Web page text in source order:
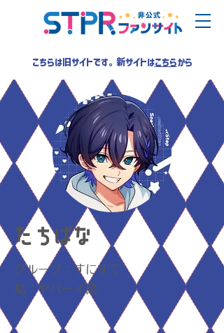
こちらは旧サイトです。新サイトはこちらから
たちばな
グループ：すにすて
島：ヤバーイ島